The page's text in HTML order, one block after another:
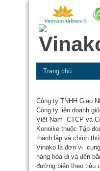
Công ty TNHH Giao
Công ty liên doanh
Việt Nam- CTCP và
Konoike thuộc Tập
thành lập và chính
Vinako là đơn vị
hàng hóa đi và đến
đường biển theo tiêu